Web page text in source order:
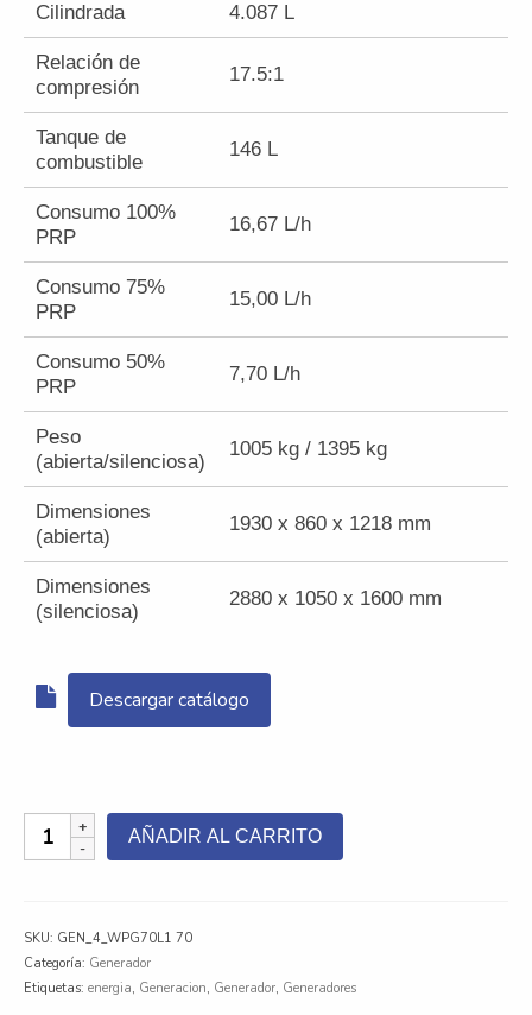
Cilindrada 4.087 L
Relación de
compresión
17.5:1
Tanque de
combustible
146 L
Consumo 100%
PRP
16,67 L/h
Consumo 75%
PRP
15,00 L/h
Consumo 50%
PRP
7,70 L/h
Peso
(abierta/silenciosa)
1005 kg / 1395 kg
Dimensiones
(abierta)
1930 x 860 x 1218 mm
Dimensiones
(silenciosa)
2880 x 1050 x 1600 mm
Descargar catálogo
Generador
Diésel
70
kVA
Industrial
AÑADIR AL CARRITO
SKU: GEN_4_WPG70L1 70
Categoría: Generador
Etiquetas: energia, Generacion, Generador, Generadores